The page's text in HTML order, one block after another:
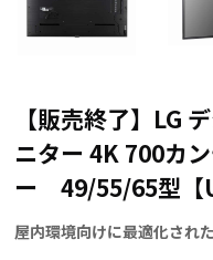
【販売終了】LG
ニター 4K 700カ
ー 49/55/65型【
屋内環境向けに最適化され